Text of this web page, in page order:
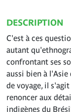
DESCRIPTION
C'est à ces
autant
confrontant ses
aussi bien à
de voyage, il
renoncer aux
indigènes du